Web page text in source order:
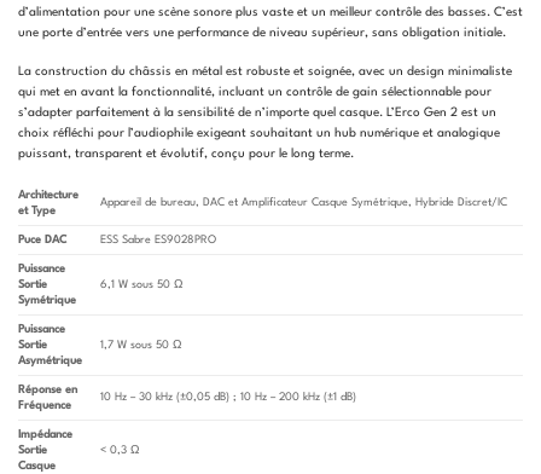
d’alimentation pour une scène sonore plus vaste et un meilleur contrôle des basses. C’est
une porte d’entrée vers une performance de niveau supérieur, sans obligation initiale.
La construction du châssis en métal est robuste et soignée, avec un design minimaliste
qui met en avant la fonctionnalité, incluant un contrôle de gain sélectionnable pour
s’adapter parfaitement à la sensibilité de n’importe quel casque. L’Erco Gen 2 est un
choix réfléchi pour l’audiophile exigeant souhaitant un hub numérique et analogique
puissant, transparent et évolutif, conçu pour le long terme.
Architecture
et Type
Appareil de bureau, DAC et Amplificateur Casque Symétrique, Hybride Discret/IC
Puce DAC ESS Sabre ES9028PRO
Puissance
Sortie
Symétrique
6,1 W sous 50 Ω
Puissance
Sortie
Asymétrique
1,7 W sous 50 Ω
Réponse en
Fréquence
10 Hz – 30 kHz (±0,05 dB) ; 10 Hz – 200 kHz (±1 dB)
Impédance
Sortie
Casque
< 0,3 Ω